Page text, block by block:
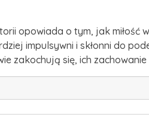
opowiada o tym, jak miłość
impulsywni i skłonni do
zakochują się, ich zachowanie